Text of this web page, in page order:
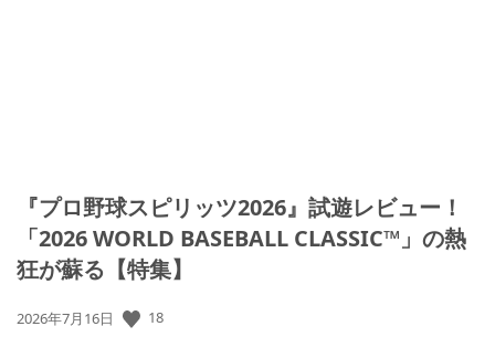
『プロ野球スピリッツ2026』試遊レビュー！
「2026 WORLD BASEBALL CLASSIC™」の熱
狂が蘇る【特集】
公
2026年7月16日 18